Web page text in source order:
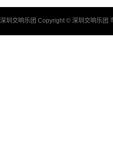
深圳交响乐团 Copyright © 深圳交响乐团